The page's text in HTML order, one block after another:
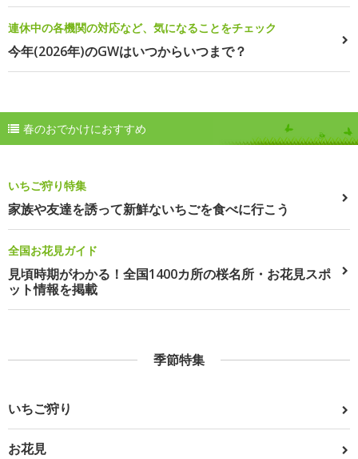
連休中の各機関の対応など、気になることをチェック
今年(2026年)のGWはいつからいつまで？
春のおでかけにおすすめ
いちご狩り特集
家族や友達を誘って新鮮ないちごを食べに行こう
全国お花見ガイド
見頃時期がわかる！全国1400カ所の桜名所・お花見スポ
ット情報を掲載
季節特集
いちご狩り
お花見